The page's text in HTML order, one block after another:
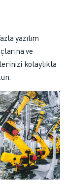
yazılım
ve
kolaylıkla